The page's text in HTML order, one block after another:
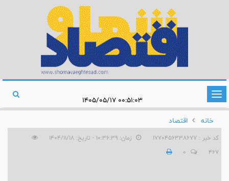
تغییر
وضعیت
ناوبری
خانه
اقتصاد
کد خبر : 1770456338677
زمان: ۱۰:۳۶:۳۹ - تاریخ: ۱۴۰۴/۱۱/۱۸
467
0